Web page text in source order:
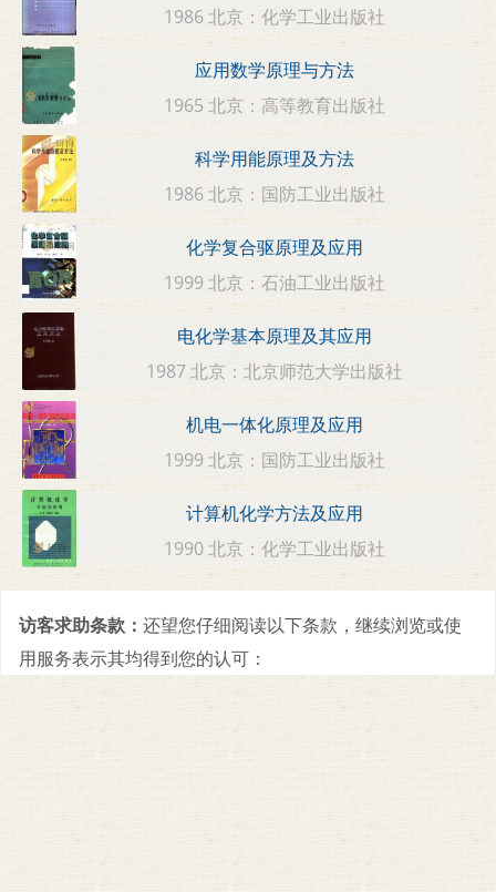
1986 北京：化学工业出版社
应用数学原理与方法
1965 北京：高等教育出版社
科学用能原理及方法
1986 北京：国防工业出版社
化学复合驱原理及应用
1999 北京：石油工业出版社
电化学基本原理及其应用
1987 北京：北京师范大学出版社
机电一体化原理及应用
1999 北京：国防工业出版社
计算机化学方法及应用
1990 北京：化学工业出版社
访客求助条款： 还望您仔细阅读以下条款，继续浏览或使
用服务表示其均得到您的认可：